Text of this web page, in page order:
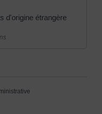
d'origine étrangère